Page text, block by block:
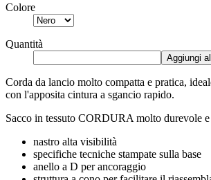
Colore
Quantità
Aggiungi
Corda da lancio molto compatta e pratica,
con l'apposita cintura a sgancio rapido.
Sacco in tessuto CORDURA molto durevole
nastro alta visibilità
specifiche tecniche stampate sulla base
anello a D per ancoraggio